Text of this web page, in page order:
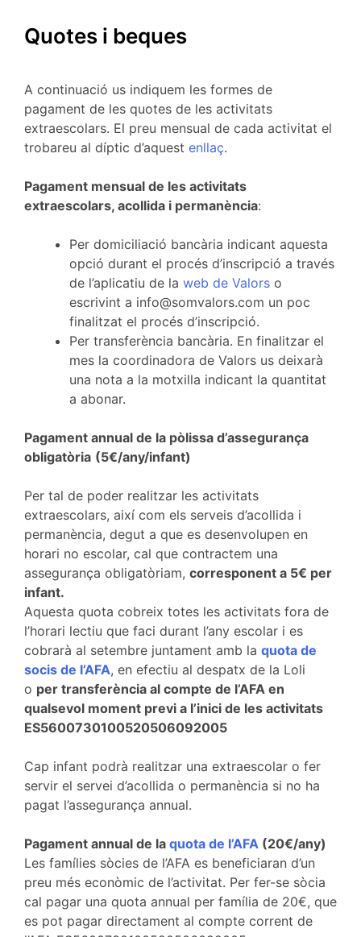
Quotes i beques
A continuació us indiquem les formes de
pagament de les quotes de les activitats
extraescolars. El preu mensual de cada activitat el
trobareu al díptic d’aquest enllaç.
Pagament mensual de les activitats
extraescolars, acollida i permanència:
Per domiciliació bancària indicant aquesta
opció durant el procés d’inscripció a través
de l’aplicatiu de la web de Valors o
escrivint a info@somvalors.com un poc
finalitzat el procés d’inscripció.
Per transferència bancària. En finalitzar el
mes la coordinadora de Valors us deixarà
una nota a la motxilla indicant la quantitat
a abonar.
Pagament annual de la pòlissa d’assegurança
obligatòria (5€/any/infant)
Per tal de poder realitzar les activitats
extraescolars, així com els serveis d’acollida i
permanència, degut a que es desenvolupen en
horari no escolar, cal que contractem una
assegurança obligatòriam, corresponent a 5€ per
infant.
Aquesta quota cobreix totes les activitats fora de
l’horari lectiu que faci durant l’any escolar i es
cobrarà al setembre juntament amb la quota de
socis de l’AFA, en efectiu al despatx de la Loli
o per transferència al compte de l’AFA en
qualsevol moment previ a l’inici de les activitats
ES5600730100520506092005
Cap infant podrà realitzar una extraescolar o fer
servir el servei d’acollida o permanència si no ha
pagat l’assegurança annual.
Pagament annual de la quota de l’AFA (20€/any)
Les famílies sòcies de l’AFA es beneficiaran d’un
preu més econòmic de l’activitat. Per fer-se sòcia
cal pagar una quota annual per família de 20€, que
es pot pagar directament al compte corrent de